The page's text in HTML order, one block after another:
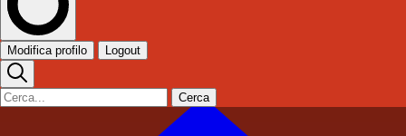
Modifica profilo Logout
Cerca